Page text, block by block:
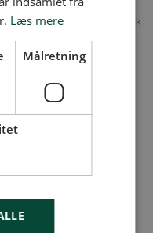
© 2026 Gymnasiejob.dk
Læs mere
Målretning